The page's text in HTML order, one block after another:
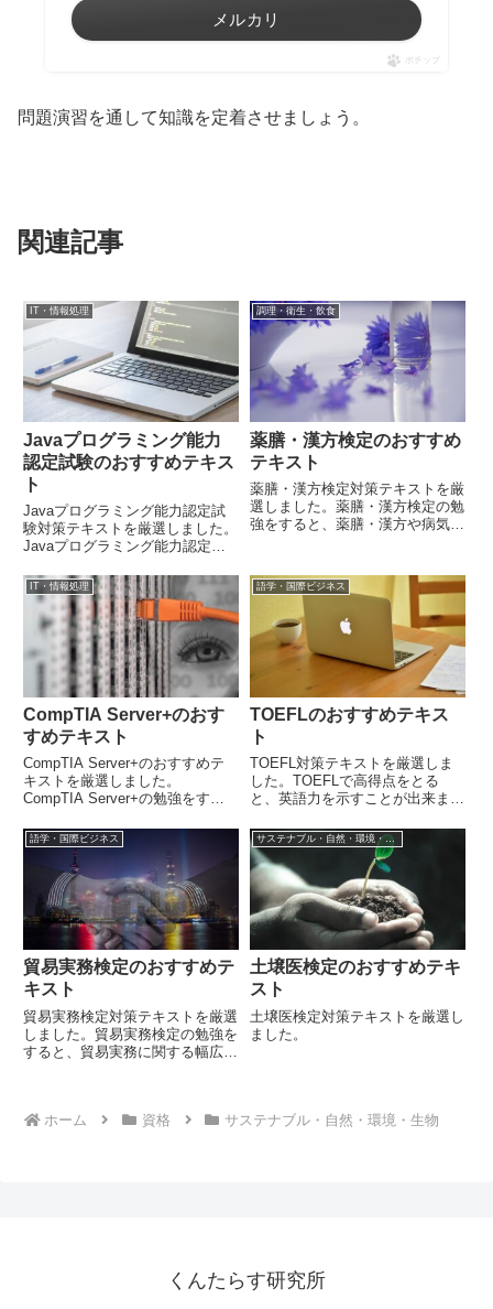
メルカリ
ポチップ
問題演習を通して知識を定着させましょう。
関連記事
IT・情報処理
Javaプログラミング能力
認定試験のおすすめテキス
ト
Javaプログラミング能力認定試
験対策テキストを厳選しました。
Javaプログラミング能力認定試
ラミングについて幅広く学べま
す。
調理・衛生・飲食
薬膳・漢方検定のおすすめ
テキスト
薬膳・漢方検定対策テキストを厳
選しました。薬膳・漢方検定の勉
強をすると、薬膳・漢方や病気に
IT・情報処理
CompTIA Server+のおす
すめテキスト
CompTIA Server+のおすすめテ
キストを厳選しました。
CompTIA Server+の勉強をする
知識が身に着きます。
語学・国際ビジネス
TOEFLのおすすめテキス
ト
TOEFL対策テキストを厳選しま
した。TOEFLで高得点をとる
と、英語力を示すことが出来ま
語学・国際ビジネス
貿易実務検定のおすすめテ
キスト
貿易実務検定対策テキストを厳選
しました。貿易実務検定の勉強を
すると、貿易実務に関する幅広い
サステナブル・自然・環境・生物
土壌医検定のおすすめテキ
スト
土壌医検定対策テキストを厳選し
ました。
ホーム 資格 サステナブル・自然・環境・生物
くんたらす研究所